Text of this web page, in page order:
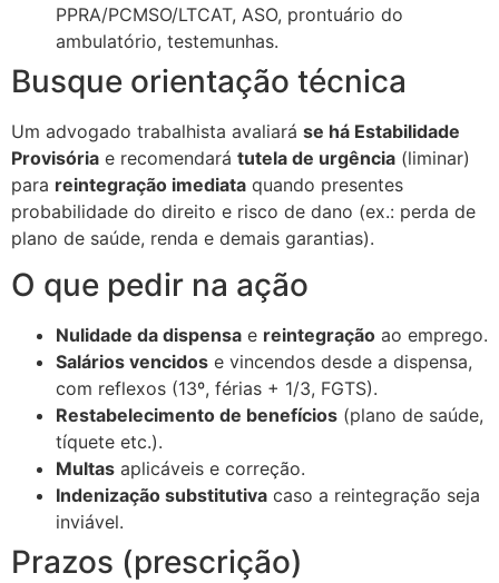
PPRA/PCMSO/LTCAT, ASO, prontuário do
ambulatório, testemunhas.
Busque orientação técnica
Um advogado trabalhista avaliará se há Estabilidade
Provisória e recomendará tutela de urgência (liminar)
para reintegração imediata quando presentes
probabilidade do direito e risco de dano (ex.: perda de
plano de saúde, renda e demais garantias).
O que pedir na ação
Nulidade da dispensa e reintegração ao emprego.
Salários vencidos e vincendos desde a dispensa,
com reflexos (13º, férias + 1/3, FGTS).
Restabelecimento de benefícios (plano de saúde,
tíquete etc.).
Multas aplicáveis e correção.
Indenização substitutiva caso a reintegração seja
inviável.
Prazos (prescrição)